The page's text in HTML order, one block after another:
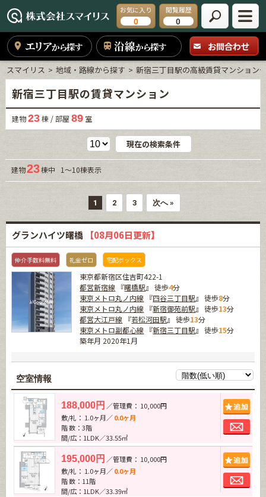
お気に入り
0
閲覧履歴
0
エリアから探す 沿線から探す お問合わせ
スマイリス 地域・路線から探す 新宿三丁目駅の高級賃貸マンション
新宿三丁目駅の賃貸マンション
建物23棟 / 部屋 89室
現在の検索条件
建物23棟中 1～10棟表示
1 2 3 次へ »
グランハイツ曙橋 【08月06日更新】
仲介手数料無料 礼金ゼロ 宅配ボックス
東京都新宿区住吉町422-1
都営新宿線 『曙橋駅』 徒歩4分
東京メトロ丸ノ内線 『四谷三丁目駅』 徒歩8分
東京メトロ丸ノ内線 『新宿御苑前駅』 徒歩13分
都営大江戸線 『若松河田駅』 徒歩13分
東京メトロ副都心線 『新宿三丁目駅』 徒歩15分
築年月 2020年1月
空室情報
188,000円 ／管理費： 10,000円
敷/礼： 1.0ヶ月／0.0ヶ月
階 数：3階
間/広：1LDK／33.55㎡
195,000円 ／管理費： 10,000円
敷/礼： 1.0ヶ月／0.0ヶ月
階 数：11階
間/広：1LDK／33.39㎡